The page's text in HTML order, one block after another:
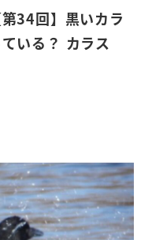
34回】黒いカラ
いる？ カラス